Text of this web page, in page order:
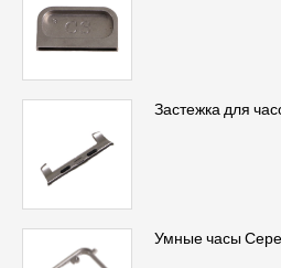
Застежка для
Умные часы